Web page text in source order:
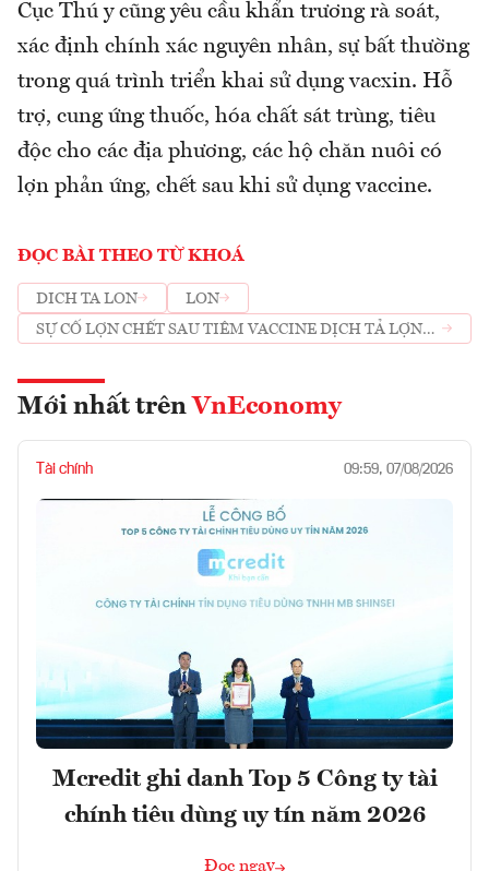
Cục Thú y cũng yêu cầu khẩn trương rà soát,
xác định chính xác nguyên nhân, sự bất thường
trong quá trình triển khai sử dụng vacxin. Hỗ
trợ, cung ứng thuốc, hóa chất sát trùng, tiêu
độc cho các địa phương, các hộ chăn nuôi có
lợn phản ứng, chết sau khi sử dụng vaccine.
ĐỌC BÀI THEO TỪ KHOÁ
DICH TA LON
LON
SỰ CỐ LỢN CHẾT SAU TIÊM VACCINE DỊCH TẢ LỢN
Mới nhất trên VnEconomy
Tài chính 09:59, 07/08/2026
Mcredit ghi danh Top 5 Công ty tài
chính tiêu dùng uy tín năm 2026
Đọc ngay